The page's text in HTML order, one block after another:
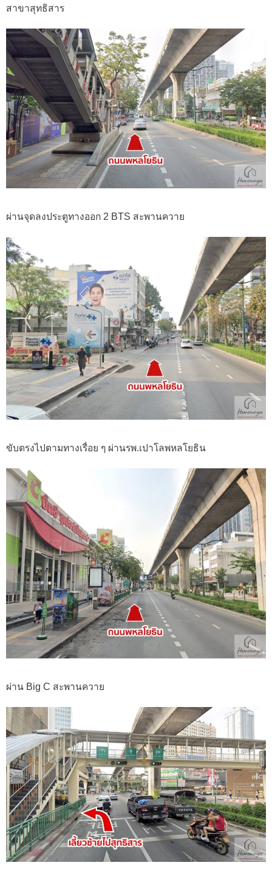
สาขาสุทธิสาร
ผ่านจุดลงประตูทางออก 2 BTS สะพานควาย
ขับตรงไปตามทางเรื่อย ๆ ผ่านรพ.เปาโลพหลโยธิน
ผ่าน Big C สะพานควาย